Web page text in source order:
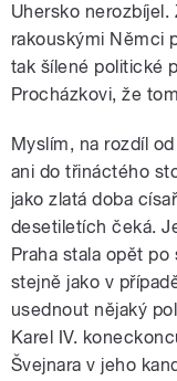
Uhersko
rakouskými Němci
tak šílené politické
Procházkovi, že
Myslím, na rozdíl
ani do třináctého
jako zlatá doba
desetiletích čeká.
Praha stala opět
stejně jako v
usednout nějaký
Karel IV.
Švejnara v jeho